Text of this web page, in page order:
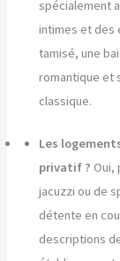
spécialement
intimes et des
tamisé, une
romantique et
classique.
Les
privatif ? Oui,
jacuzzi ou de
détente en
descriptions